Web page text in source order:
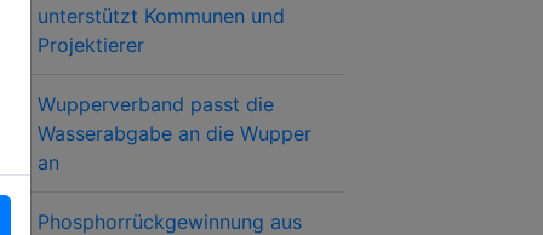
unterstützt Kommunen und
Projektierer
Wupperverband passt die
Wasserabgabe an die Wupper
an
Phosphorrückgewinnung aus